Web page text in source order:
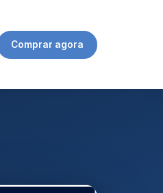
Comprar agora